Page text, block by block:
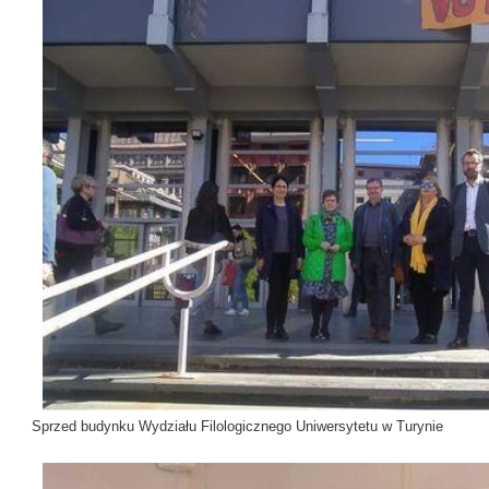
Sprzed budynku Wydziału Filologicznego Uniwersytetu w Turynie